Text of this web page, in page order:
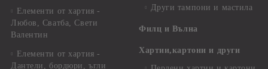
Елементи от хартия -
Любов, Сватба, Свети
Валентин
Елементи от хартия -
Дантели, бордюри, ъгли
Други тампони и мастила
Филц и Вълна
Хартии,картони и други